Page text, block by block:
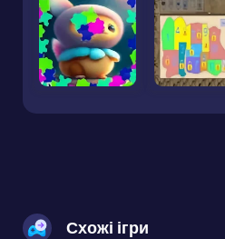
Схожі ігри